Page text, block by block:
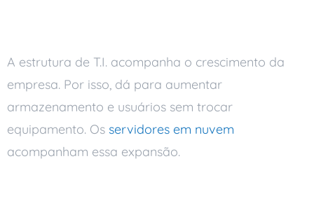
A estrutura de T.I. acompanha o crescimento da
empresa. Por isso, dá para aumentar
armazenamento e usuários sem trocar
equipamento. Os servidores em nuvem
acompanham essa expansão.